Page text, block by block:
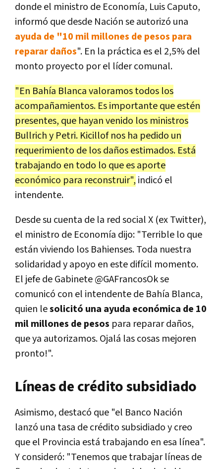
donde el ministro de Economía, Luis Caputo,
informó que desde Nación se autorizó una
ayuda de "10 mil millones de pesos para
reparar daños". En la práctica es el 2,5% del
monto proyecto por el líder comunal.
"En Bahía Blanca valoramos todos los
acompañamientos. Es importante que estén
presentes, que hayan venido los ministros
Bullrich y Petri. Kicillof nos ha pedido un
requerimiento de los daños estimados. Está
trabajando en todo lo que es aporte
económico para reconstruir", indicó el
intendente.
Desde su cuenta de la red social X (ex Twitter),
el ministro de Economía dijo: "Terrible lo que
están viviendo los Bahienses. Toda nuestra
solidaridad y apoyo en este difícil momento.
El jefe de Gabinete @GAFrancosOk se
comunicó con el intendente de Bahía Blanca,
quien lesolicitó una ayuda económica de 10
mil millones de pesos para reparar daños,
que ya autorizamos. Ojalá las cosas mejoren
pronto!".
Líneas de crédito subsidiado
Asimismo, destacó que "el Banco Nación
lanzó una tasa de crédito subsidiado y creo
que el Provincia está trabajando en esa línea".
Y consideró: "Tenemos que trabajar líneas de